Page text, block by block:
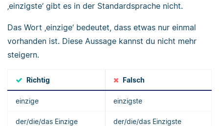
‚einzigste‘ gibt es in der Standardsprache nicht.
Das Wort ‚einzige‘ bedeutet, dass etwas nur einmal
vorhanden ist. Diese Aussage kannst du nicht mehr
steigern.
Richtig Falsch
einzige einzigste
der/die/das Einzige der/die/das Einzigste